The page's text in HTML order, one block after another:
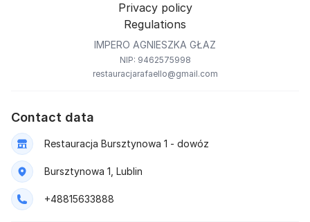
Privacy policy
Regulations
IMPERO AGNIESZKA GŁAZ
NIP: 9462575998
restauracjarafaello@gmail.com
Contact data
Restauracja Bursztynowa 1 - dowóz
Bursztynowa 1, Lublin
+48815633888